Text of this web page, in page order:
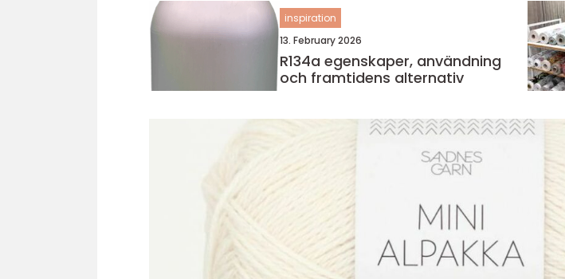
inspiration
13. February 2026
R134a egenskaper, användning
och framtidens alternativ